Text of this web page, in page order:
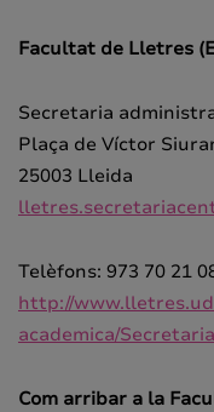
Facultat de Lletres
Secretaria
Plaça de Víctor
Telèfons: 973 70 21
http://
academica/
Com arribar a la